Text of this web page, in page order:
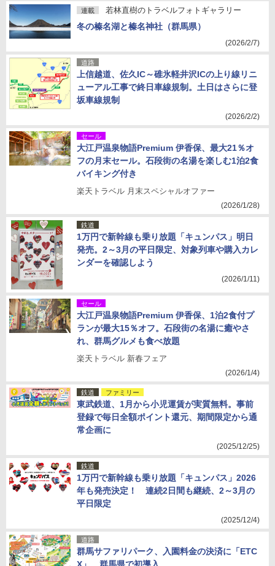
連載 若林直樹のトラベルフォトギャラリー
冬の榛名湖と榛名神社（群馬県）
(2026/2/7)
道路
上信越道、佐久IC～碓氷軽井沢ICの上り線リニ
ューアル工事で終日車線規制。土日はさらに登
坂車線規制
(2026/2/2)
セール
大江戸温泉物語Premium 伊香保、最大21％オ
フの月末セール。石段街の名湯を楽しむ1泊2食
バイキング付き
楽天トラベル 月末スペシャルオファー
(2026/1/28)
鉄道
1万円で新幹線も乗り放題「キュンパス」明日
発売。2～3月の平日限定、対象列車や購入カレ
ンダーを確認しよう
(2026/1/11)
セール
大江戸温泉物語Premium 伊香保、1泊2食付プ
ランが最大15％オフ。石段街の名湯に癒やさ
れ、群馬グルメも食べ放題
楽天トラベル 新春フェア
(2026/1/4)
鉄道 ファミリー
東武鉄道、1月から小児運賃が実質無料。事前
登録で毎日全額ポイント還元、期間限定から通
常企画に
(2025/12/25)
鉄道
1万円で新幹線も乗り放題「キュンパス」2026
年も発売決定！ 連続2日間も継続、2～3月の
平日限定
(2025/12/4)
道路
群馬サファリパーク、入園料金の決済に「ETC